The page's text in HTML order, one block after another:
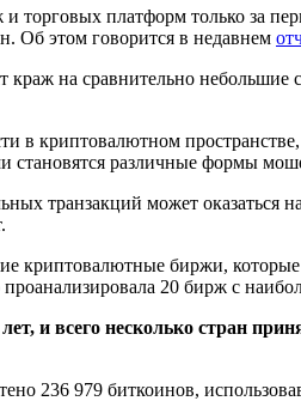
платформ только за
Об этом говорится в недавнем
на сравнительно
в криптовалютном
становятся различные формы
транзакций может оказаться
криптовалютные биржи,
20 бирж с
и всего несколько стран
236 979 биткоинов,